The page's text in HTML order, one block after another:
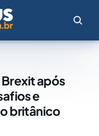
após
e
britânico